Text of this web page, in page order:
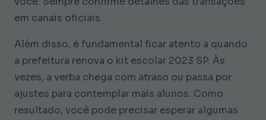
em canais oficiais.
Além disso, é fundamental ficar atento a quando
a prefeitura renova o kit escolar 2023 SP. Às
vezes, a verba chega com atraso ou passa por
ajustes para contemplar mais alunos. Como
resultado, você pode precisar esperar algumas